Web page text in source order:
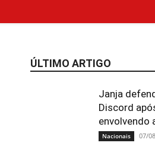
ÚLTIMO ARTIGO
Janja
Discord
envolvendo
Nacionais 07/